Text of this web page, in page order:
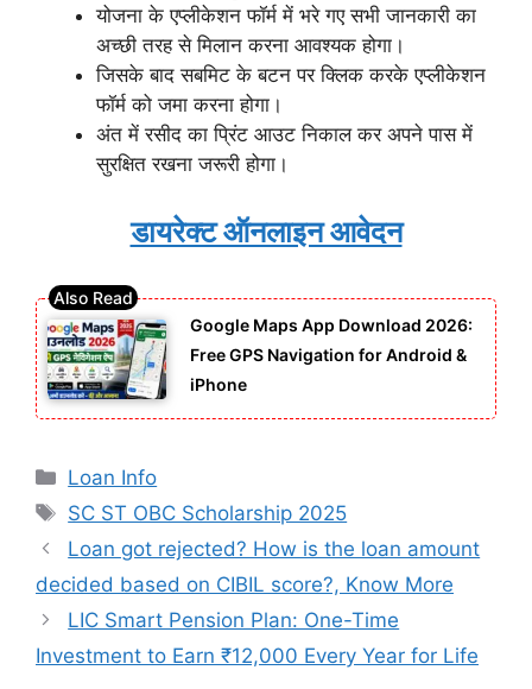
योजना के एप्लीकेशन फॉर्म में भरे गए सभी जानकारी का
अच्छी तरह से मिलान करना आवश्यक होगा।
जिसके बाद सबमिट के बटन पर क्लिक करके एप्लीकेशन
फॉर्म को जमा करना होगा।
अंत में रसीद का प्रिंट आउट निकाल कर अपने पास में
सुरक्षित रखना जरूरी होगा।
डायरेक्ट ऑनलाइन आवेदन
Google Maps App Download 2026:
Free GPS Navigation for Android &
iPhone
Categories
Loan Info
Tags
SC ST OBC Scholarship 2025
Loan got rejected? How is the loan amount
decided based on CIBIL score?, Know More
LIC Smart Pension Plan: One-Time
Investment to Earn ₹12,000 Every Year for Life